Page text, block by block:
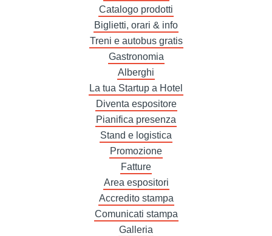
Catalogo prodotti
Biglietti, orari & info
Treni e autobus gratis
Gastronomia
Alberghi
La tua Startup a Hotel
Diventa espositore
Pianifica presenza
Stand e logistica
Promozione
Fatture
Area espositori
Accredito stampa
Comunicati stampa
Galleria